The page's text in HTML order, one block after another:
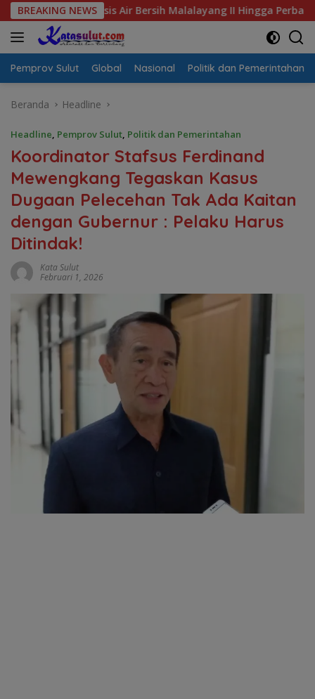
Langsung
ke
konten
BREAKING NEWS
Krisis Air Bersih Malalayang II Hingga Perbaikan
Pemprov Sulut Global Nasional Politik dan Pemerintahan
Beranda Headline
Headline, Pemprov Sulut, Politik dan Pemerintahan
Koordinator Stafsus Ferdinand
Mewengkang Tegaskan Kasus
Dugaan Pelecehan Tak Ada Kaitan
dengan Gubernur : Pelaku Harus
Ditindak!
Kata Sulut
Februari 1, 2026